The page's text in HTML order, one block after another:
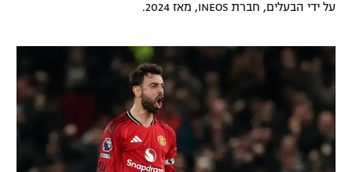
על ידי הבעלים, חברת INEOS, מאז 2024.